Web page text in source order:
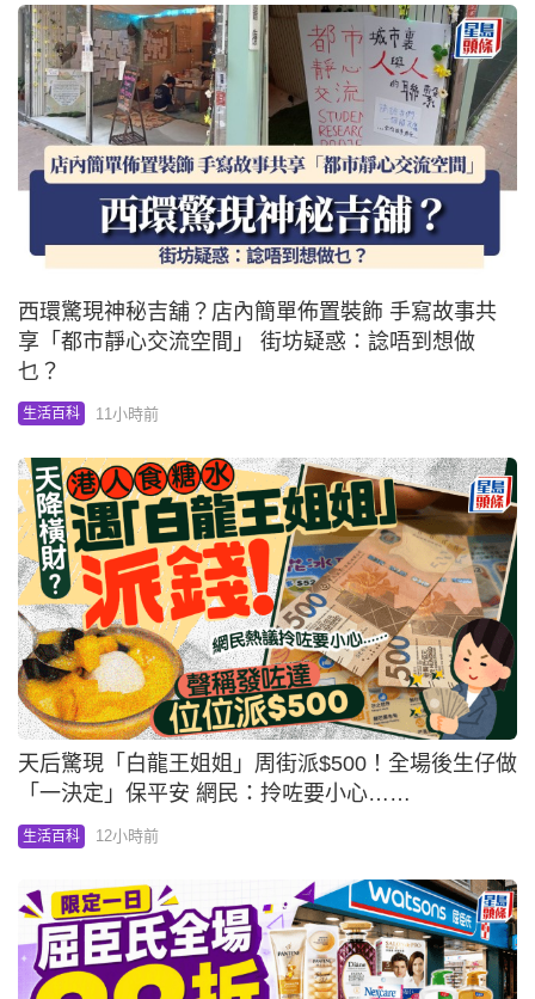
西環驚現神秘吉舖？店內簡單佈置裝飾 手寫故事共
享「都市靜心交流空間」 街坊疑惑：諗唔到想做
乜？
生活百科 11小時前
天后驚現「白龍王姐姐」周街派$500！全場後生仔做
「一決定」保平安 網民：拎咗要小心……
生活百科 12小時前